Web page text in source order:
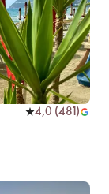
4,0 (481 )